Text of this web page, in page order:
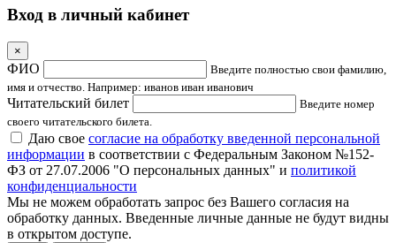
Вход в личный кабинет
×
ФИО
Введите полностью свои фамилию,
имя и отчество. Например: иванов иван иванович
Читательский билет
Введите номер
своего читательского билета.
Даю свое согласие на обработку введенной персональной
информации в соответствии с Федеральным Законом №152-
ФЗ от 27.07.2006 "О персональных данных" и политикой
конфиденциальности
Мы не можем обработать запрос без Вашего согласия на
обработку данных. Введенные личные данные не будут видны
в открытом доступе.